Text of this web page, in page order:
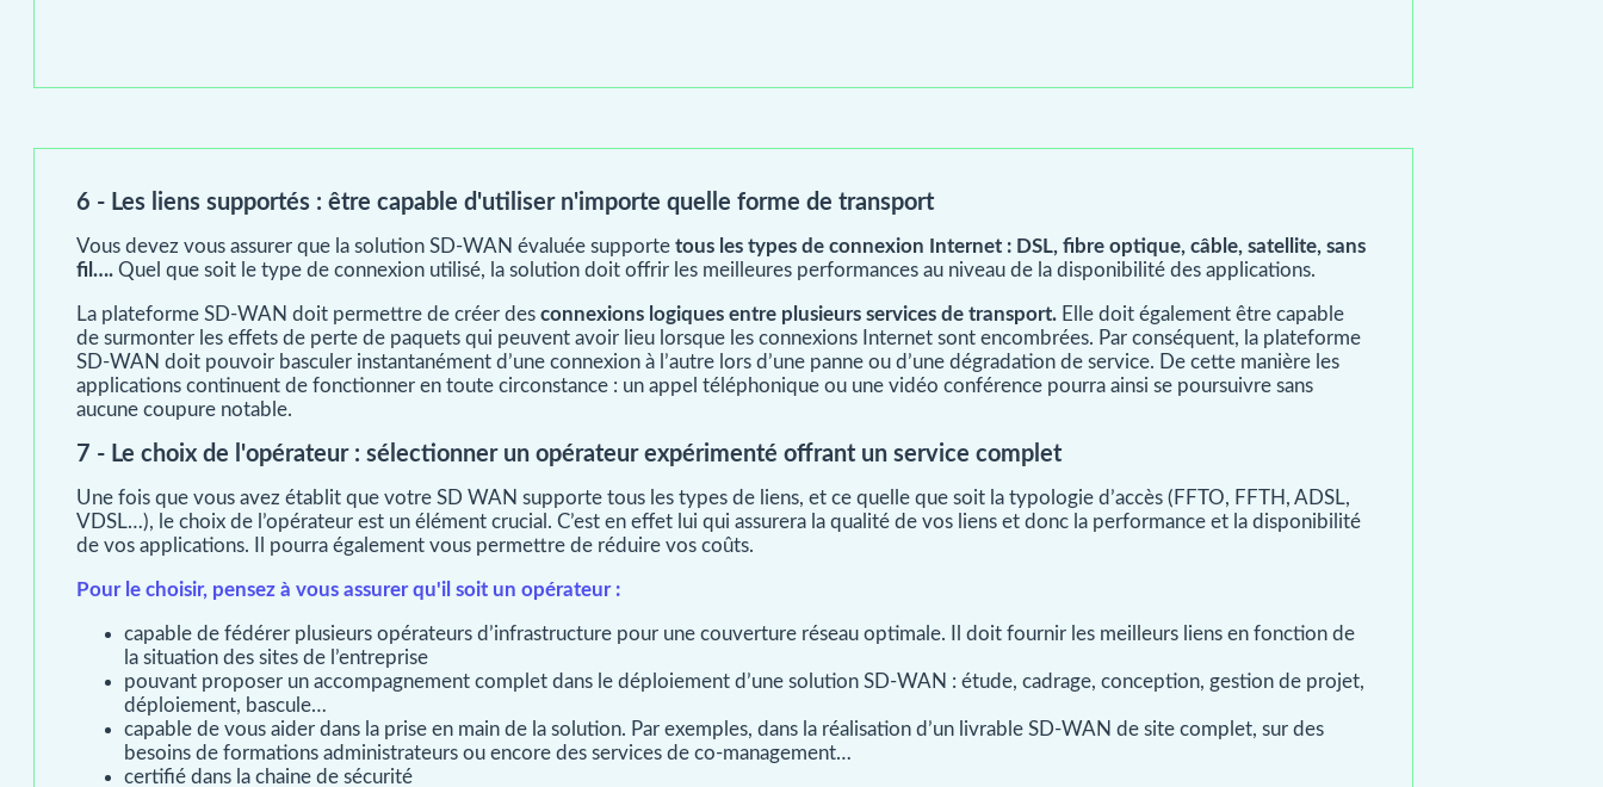
6 - Les liens supportés : être capable d'utiliser n'importe quelle forme de transport
Vous devez vous assurer que la solution SD-WAN évaluée supporte tous les types de connexion Internet : DSL, fibre optique, câble, satellite, sans
fil…. Quel que soit le type de connexion utilisé, la solution doit offrir les meilleures performances au niveau de la disponibilité des applications.
La plateforme SD-WAN doit permettre de créer des connexions logiques entre plusieurs services de transport.Elle doit également être capable
de surmonter les effets de perte de paquets qui peuvent avoir lieu lorsque les connexions Internet sont encombrées. Par conséquent, la plateforme
SD-WAN doit pouvoir basculer instantanément d’une connexion à l’autre lors d’une panne ou d’une dégradation de service. De cette manière les
applications continuent de fonctionner en toute circonstance : un appel téléphonique ou une vidéo conférence pourra ainsi se poursuivre sans
aucune coupure notable.
7 - Le choix de l'opérateur : sélectionner un opérateur expérimenté offrant un service complet
Une fois que vous avez établit que votre SD WAN supporte tous les types de liens, et ce quelle que soit la typologie d’accès (FFTO, FFTH, ADSL,
VDSL…), le choix de l’opérateur est un élément crucial. C’est en effet lui qui assurera la qualité de vos liens et donc la performance et la disponibilité
de vos applications. Il pourra également vous permettre de réduire vos coûts.
Pour le choisir, pensez à vous assurer qu'il soit un opérateur :
capable de fédérer plusieurs opérateurs d’infrastructure pour une couverture réseau optimale. Il doit fournir les meilleurs liens en fonction de
la situation des sites de l’entreprise
pouvant proposer un accompagnement complet dans le déploiement d’une solution SD-WAN : étude, cadrage, conception, gestion de projet,
déploiement, bascule…
capable de vous aider dans la prise en main de la solution. Par exemples, dans la réalisation d’un livrable SD-WAN de site complet, sur des
besoins de formations administrateurs ou encore des services de co-management…
certifié dans la chaine de sécurité